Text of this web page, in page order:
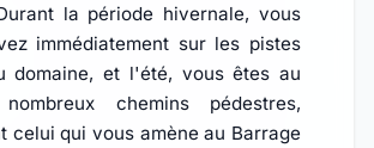
la période hivernale, vous
immédiatement sur les pistes
domaine, et l'été, vous êtes au
chemins pédestres,
celui qui vous amène au Barrage